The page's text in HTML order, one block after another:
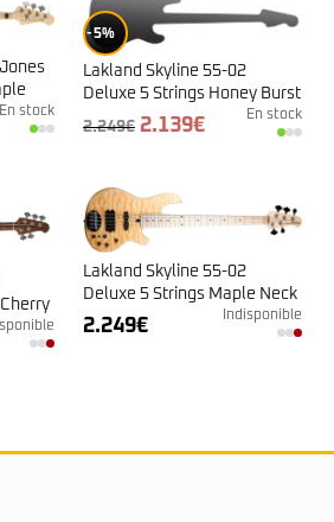
En stock
5%
Lakland Skyline 55-02
Deluxe 5 Strings Honey Burst
Rosewood Neck
2.249€ Le
2.249€.
2.139€Le
En stock
Lakland Skyline 55-02
Deluxe 5 Strings Maple Neck
Natural
2.249€ Indisponible